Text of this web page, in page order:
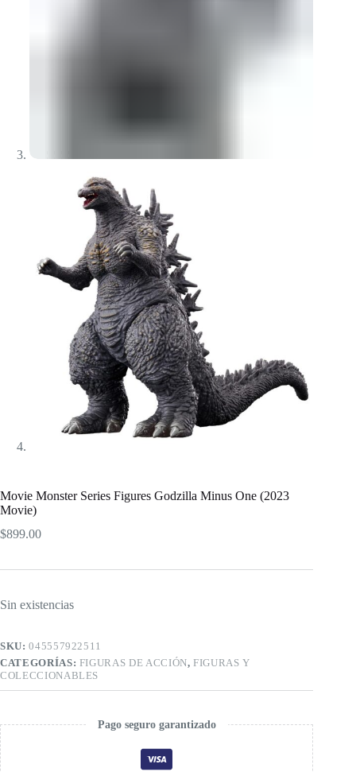
Movie Monster Series Figures Godzilla Minus One (2023
Movie)
$899.00
Sin existencias
SKU:045557922511
CATEGORÍAS: FIGURAS DE ACCIÓN,FIGURAS Y
COLECCIONABLES
Pago seguro garantizado